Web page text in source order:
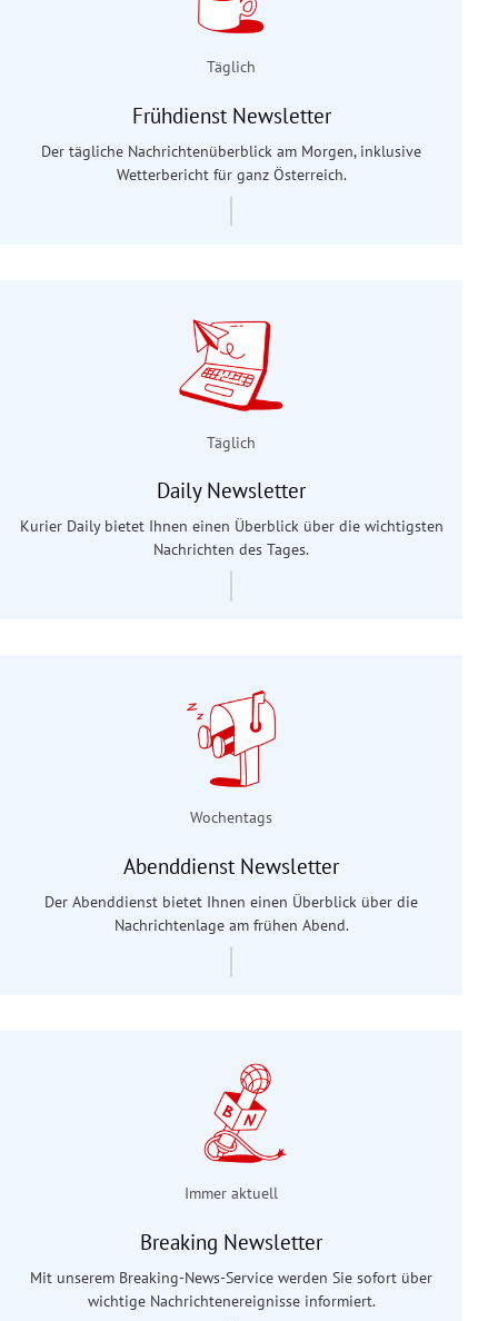
Täglich
Frühdienst Newsletter
Der tägliche Nachrichtenüberblick am Morgen, inklusive
Wetterbericht für ganz Österreich.
Täglich
Daily Newsletter
Kurier Daily bietet Ihnen einen Überblick über die wichtigsten
Nachrichten des Tages.
Wochentags
Abenddienst Newsletter
Der Abenddienst bietet Ihnen einen Überblick über die
Nachrichtenlage am frühen Abend.
Immer aktuell
Breaking Newsletter
Mit unserem Breaking-News-Service werden Sie sofort über
wichtige Nachrichtenereignisse informiert.